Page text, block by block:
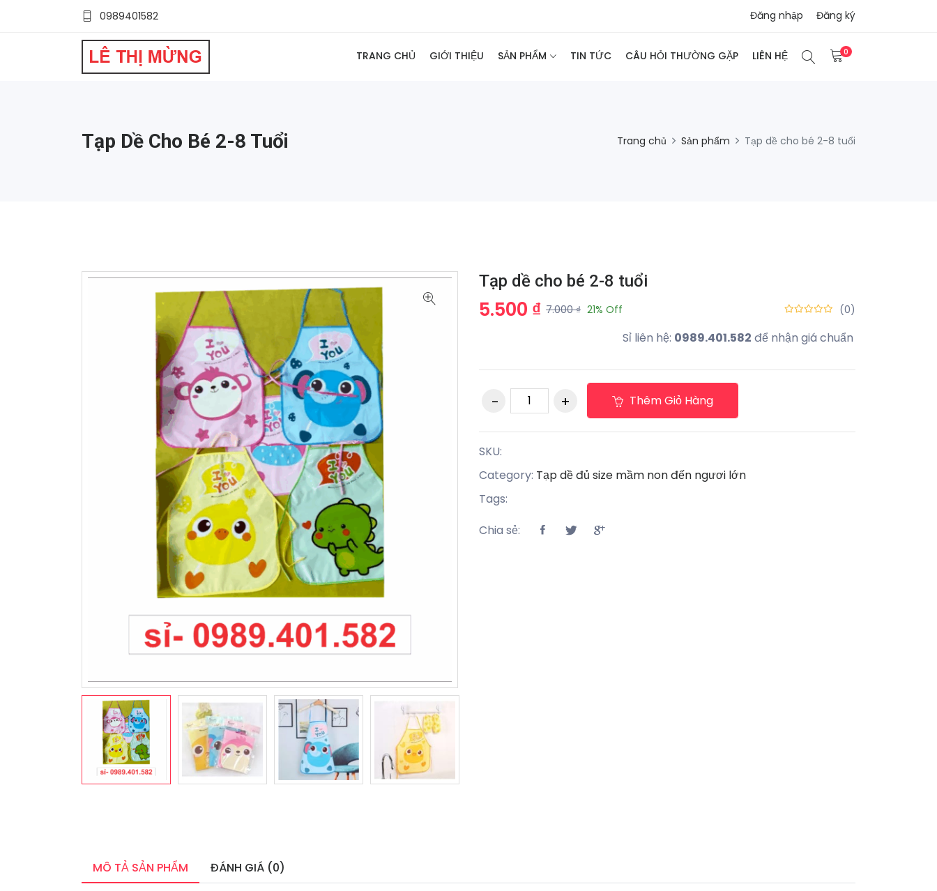
0989401582 Đăng nhập Đăng ký
TRANG CHỦ GIỚI THIỆU SẢN PHẨM TIN TỨC CÂU HỎI THƯỜNG GẶP LIÊN HỆ 0
Tạp Dề Cho Bé 2-8 Tuổi Trang chủ Sản phẩm Tạp dề cho bé 2-8 tuổi
Tạp dề cho bé 2-8 tuổi
(0)
5.500 ₫ 7.000 ₫ 21% Off
Sỉ liên hệ: 0989.401.582 để nhận giá chuẩn
Thêm Giỏ Hàng
SKU:
Category: Tạp dề đủ size mầm non đến ngươi lớn
Tags:
Chia sẻ:
MÔ TẢ SẢN PHẨM ĐÁNH GIÁ (0)